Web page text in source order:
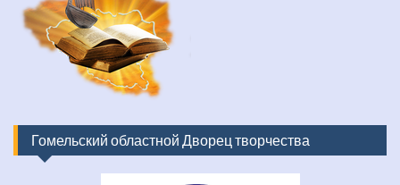
Гомельский областной Дворец творчества